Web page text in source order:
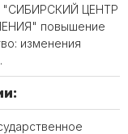
"СИБИРСКИЙ ЦЕНТР
повышение
изменения